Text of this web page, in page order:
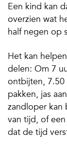
Een kind kan
overzien wat
half negen op
Het kan
delen: Om 7
ontbijten, 7.50
pakken, jas
zandloper kan
van tijd, of
dat de tijd